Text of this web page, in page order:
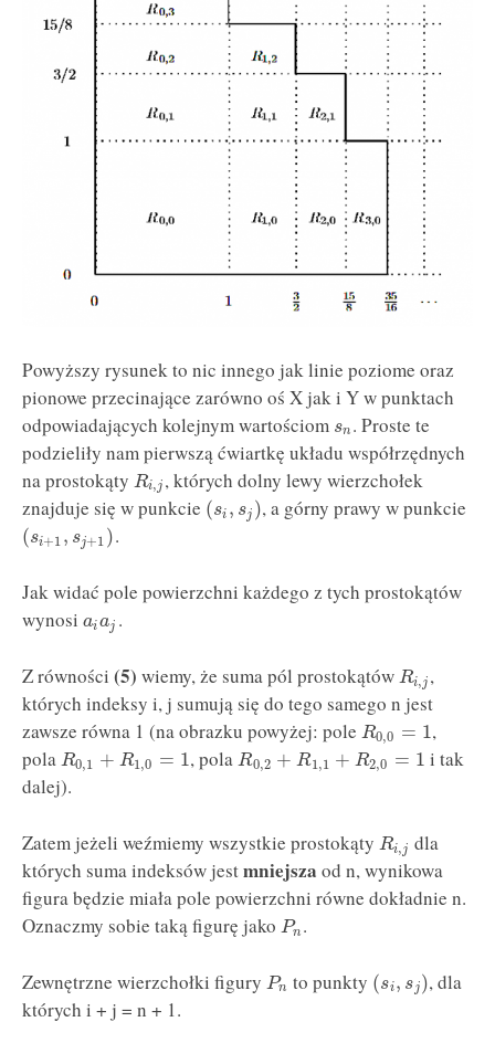
Powyższy rysunek to nic innego jak linie poziome oraz
pionowe przecinające zarówno oś X jak i Y w punktach
odpowiadających kolejnym wartościom sn . Proste te
podzieliły nam pierwszą ćwiartkę układu współrzędnych
na prostokąty Ri,j , których dolny lewy wierzchołek
znajduje się w punkcie (si , sj ), a górny prawy w punkcie
(si+1 , sj+1 ).
Jak widać pole powierzchni każdego z tych prostokątów
wynosi aiaj .
Z równości (5) wiemy, że suma pól prostokątów Ri,j ,
których indeksy i, j sumują się do tego samego n jest
zawsze równa 1 (na obrazku powyżej: pole R0,0 = 1,
pola R0,1 + R1,0 = 1, polaR0,2 + R1,1 + R2,0 = 1 i tak
dalej).
Zatem jeżeli weźmiemy wszystkie prostokąty Ri,j dla
których suma indeksów jestmniejsza od n, wynikowa
figura będzie miała pole powierzchni równe dokładnie n.
Oznaczmy sobie taką figurę jako Pn .
Zewnętrzne wierzchołki figury Pn to punkty (si , sj ), dla
których i + j = n + 1.